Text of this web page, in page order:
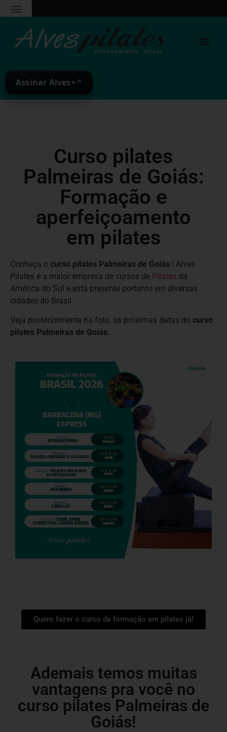
Assinar Alves+ ↗
Curso pilates
Palmeiras de Goiás:
Formação e
aperfeiçoamento
em pilates
Conheça o curso pilates Palmeiras de Goiás ! Alves
Pilates é a maior empresa de cursos de Pilates da
América do Sul e está presente portanto em diversas
cidades do Brasil .
Veja posteriormente na foto, as próximas datas do curso
pilates Palmeiras de Goiás.
Quero fazer o curso de formação em pilates já!
Ademais temos muitas
vantagens pra você no
curso pilates Palmeiras de
Goiás!